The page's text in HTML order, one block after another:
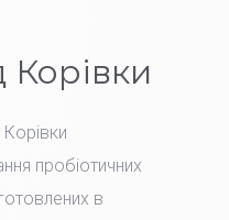
Корівки
пробіотичних
в